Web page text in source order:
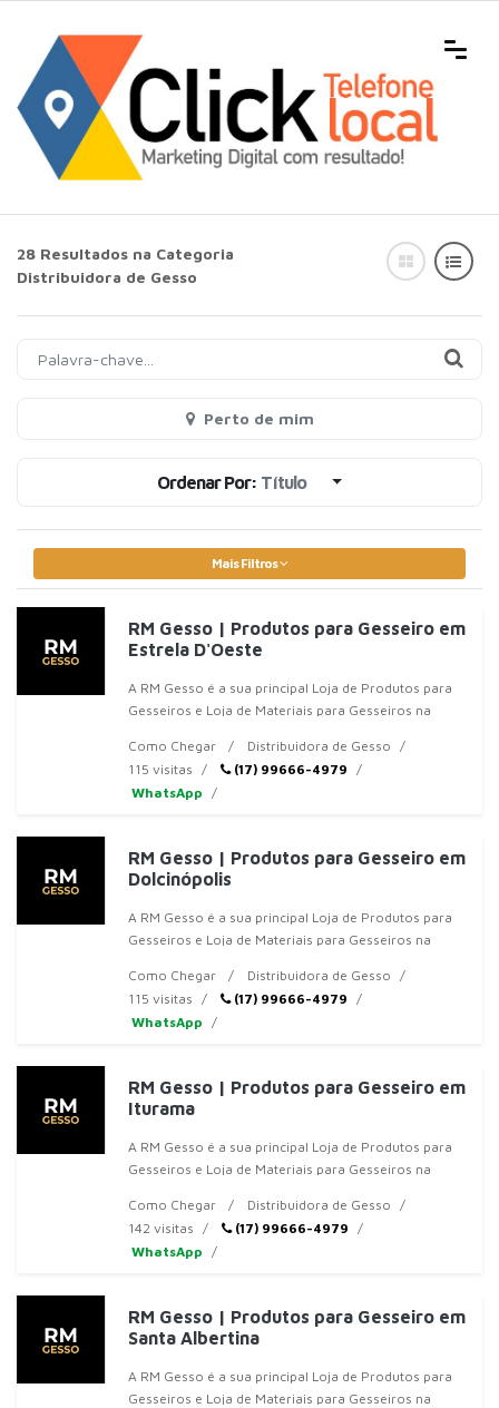
28 Resultados na Categoria
Distribuidora de Gesso
Perto de mim
Ordenar Por: Título
Mais Filtros
RM Gesso | Produtos para Gesseiro em
Estrela D'Oeste
A RM Gesso é a sua principal Loja de Produtos para
Gesseiros e Loja de Materiais para Gesseiros na
oferecer
Como Chegar
Distribuidora de Gesso
115 visitas
(17) 99666-4979
WhatsApp
RM Gesso | Produtos para Gesseiro em
Dolcinópolis
A RM Gesso é a sua principal Loja de Produtos para
Gesseiros e Loja de Materiais para Gesseiros na
oferecer
Como Chegar
Distribuidora de Gesso
115 visitas
(17) 99666-4979
WhatsApp
RM Gesso | Produtos para Gesseiro em
Iturama
A RM Gesso é a sua principal Loja de Produtos para
Gesseiros e Loja de Materiais para Gesseiros na
oferecer
Como Chegar
Distribuidora de Gesso
142 visitas
(17) 99666-4979
WhatsApp
RM Gesso | Produtos para Gesseiro em
Santa Albertina
A RM Gesso é a sua principal Loja de Produtos para
Gesseiros e Loja de Materiais para Gesseiros na